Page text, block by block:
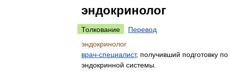
эндокринолог
Толкование
Перевод
эндокринолог
врач-специалист, получивший подготовку по
эндокринной системы